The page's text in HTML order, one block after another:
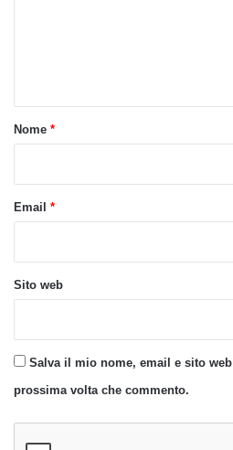
oNome *
Email *
Sito web
Salva il mio nome, email e sito
prossima volta che commento.